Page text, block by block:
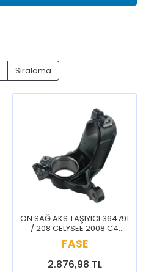
Sıralama
ÖN SAĞ AKS TAŞIYICI 364791
/ 208 CELYSEE 2008 C4
CACTUS 301 C3 207 C2
FASE
2.876,98 TL